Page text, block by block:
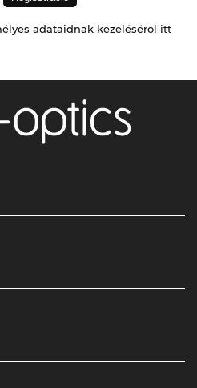
adataidnak kezeléséről itt